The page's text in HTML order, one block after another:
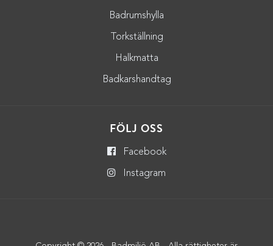
Badrumshylla
Torkställning
Halkmatta
Badkarshandtag
FÖLJ OSS
Facebook
Instagram